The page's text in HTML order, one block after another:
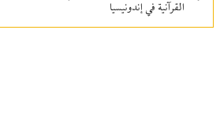
القرآنية في إندونيسيا